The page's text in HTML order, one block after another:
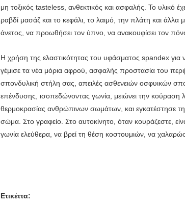
μη τοξικός tasteless, ανθεκτικός και ασφαλής. Το υλικό
ραβδί μασάζ και το κεφάλι, το λαιμό, την πλάτη και
άνετος, να προωθήσει τον ύπνο, να ανακουφίσει τον
Η χρήση της ελαστικότητας του υφάσματος spandex για
γέμισε τα νέα μόρια αφρού, ασφαλής προστασία του
σπονδυλική στήλη σας, απειλές ασθενειών οσφυικών
επένδυσης, ισοπεδώνοντας γωνία, μειώνει την κούραση
θερμοκρασίας ανθρώπινων σωμάτων, και εγκατέστησε
σώμα. Στο γραφείο. Στο αυτοκίνητο, όταν κουράζεστε,
γωνία ελεύθερα, να βρεί τη θέση κοστουμιών, να
Ετικέττα: